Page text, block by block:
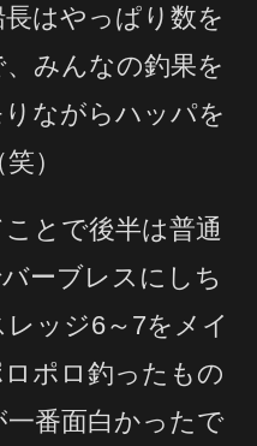
はやっぱり数を
みんなの釣果を
ながらハッパを
）
とで後半は普通
ーブレスにしち
ッジ6～7をメイ
ポロ釣ったもの
番面白かったで